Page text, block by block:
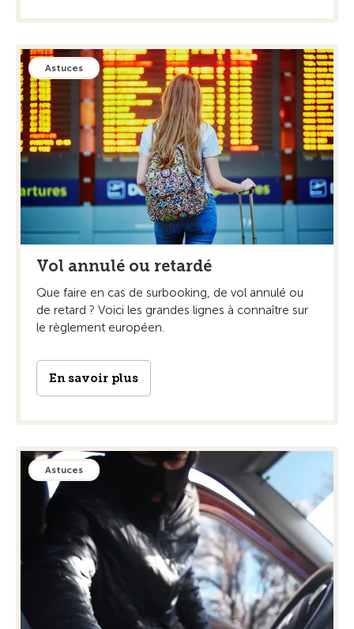
Astuces
Vol annulé ou retardé
Que faire en cas de surbooking, de vol annulé ou
de retard ? Voici les grandes lignes à connaître sur
le règlement européen.
En savoir plus
Astuces